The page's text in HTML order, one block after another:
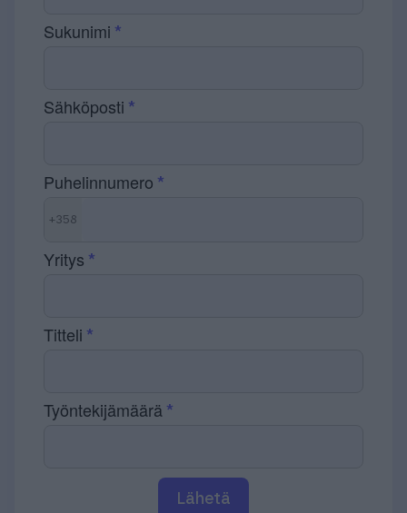
Sukunimi
Sähköposti
Puhelinnumero
+358
Yritys
Titteli
Työntekijämäärä
Lähetä